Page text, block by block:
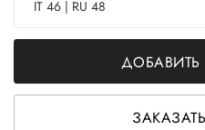
IT 46 | RU 48
ДОБАВИТЬ